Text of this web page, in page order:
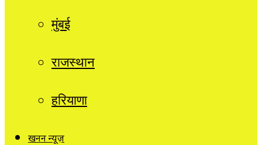
मुंबई
राजस्थान
हरियाणा
खनन न्यूज़